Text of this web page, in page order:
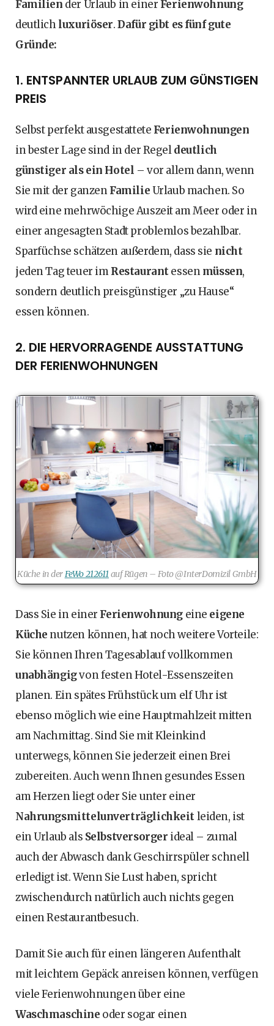
Familien der Urlaub in einer Ferienwohnung
deutlichluxuriöser.Dafür gibt es fünf gute
Gründe:
1. ENTSPANNTER URLAUB ZUM GÜNSTIGEN
PREIS
Selbst perfekt ausgestattete Ferienwohnungen
in bester Lage sind in der Regeldeutlich
günstiger als ein Hotel – vor allem dann, wenn
Sie mit der ganzenFamilieUrlaub machen. So
wird eine mehrwöchige Auszeit am Meer oder in
einer angesagten Stadt problemlos bezahlbar.
Sparfüchse schätzen außerdem, dass sie nicht
jeden Tag teuer imRestaurantessenmüssen,
sondern deutlich preisgünstiger „zu Hause“
essen können.
2. DIE HERVORRAGENDE AUSSTATTUNG
DER FERIENWOHNUNGEN
Küche in derFeWo 212611auf Rügen – Foto @InterDomizil GmbH
Dass Sie in einer Ferienwohnung eine eigene
Küche nutzen können, hat noch weitere Vorteile:
Sie können Ihren Tagesablauf vollkommen
unabhängigvon festen Hotel-Essenszeiten
planen. Ein spätes Frühstück um elf Uhr ist
ebenso möglich wie eine Hauptmahlzeit mitten
am Nachmittag. Sind Sie mit Kleinkind
unterwegs, können Sie jederzeit einen Brei
zubereiten. Auch wenn Ihnen gesundes Essen
am Herzen liegt oder Sie unter einer
Nahrungsmittelunverträglichkeitleiden, ist
ein Urlaub als Selbstversorger ideal – zumal
auch der Abwasch dank Geschirrspüler schnell
erledigt ist. Wenn Sie Lust haben, spricht
zwischendurch natürlich auch nichts gegen
einen Restaurantbesuch.
Damit Sie auch für einen längeren Aufenthalt
mit leichtem Gepäck anreisen können, verfügen
viele Ferienwohnungen über eine
Waschmaschine oder sogar einen